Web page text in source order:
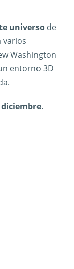
universo de
varios
Washington
entorno 3D
diciembre.